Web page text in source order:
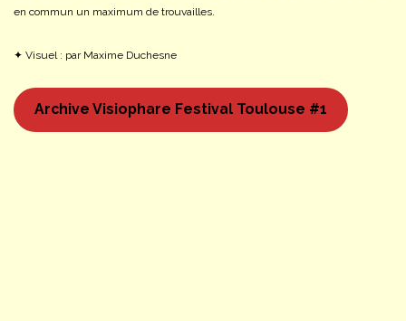
en commun un maximum de trouvailles.
✦ Visuel : par Maxime Duchesne
Archive Visiophare Festival Toulouse #1